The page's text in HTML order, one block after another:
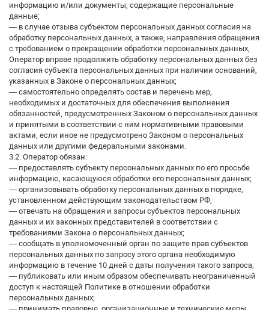
информацию и/или документы, содержащие персональные
данные;
— в случае отзыва субъектом персональных данных согласия на
обработку персональных данных, а также, направления обращения
с требованием о прекращении обработки персональных данных,
Оператор вправе продолжить обработку персональных данных без
согласия субъекта персональных данных при наличии оснований,
указанных в Законе о персональных данных;
— самостоятельно определять состав и перечень мер,
необходимых и достаточных для обеспечения выполнения
обязанностей, предусмотренных Законом о персональных данных
и принятыми в соответствии с ним нормативными правовыми
актами, если иное не предусмотрено Законом о персональных
данных или другими федеральными законами.
3.2. Оператор обязан:
— предоставлять субъекту персональных данных по его просьбе
информацию, касающуюся обработки его персональных данных;
— организовывать обработку персональных данных в порядке,
установленном действующим законодательством РФ;
— отвечать на обращения и запросы субъектов персональных
данных и их законных представителей в соответствии с
требованиями Закона о персональных данных;
— сообщать в уполномоченный орган по защите прав субъектов
персональных данных по запросу этого органа необходимую
информацию в течение 10 дней с даты получения такого запроса;
— публиковать или иным образом обеспечивать неограниченный
доступ к настоящей Политике в отношении обработки
персональных данных;